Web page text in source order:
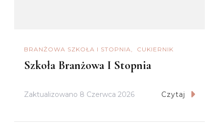
BRANŻOWA SZKOŁA I STOPNIA CUKIERNIK
Szkoła Branżowa I Stopnia
Zaktualizowano 8 Czerwca 2026 Czytaj